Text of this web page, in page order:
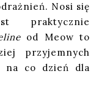
Nosi się
praktycznie
od Meow to
przyjemnych
na co dzień dla